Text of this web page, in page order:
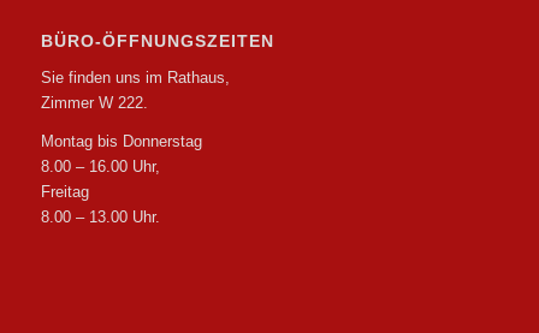
BÜRO-ÖFFNUNGSZEITEN
Sie finden uns im Rathaus,
Zimmer W 222.
Montag bis Donnerstag
8.00 – 16.00 Uhr,
Freitag
8.00 – 13.00 Uhr.